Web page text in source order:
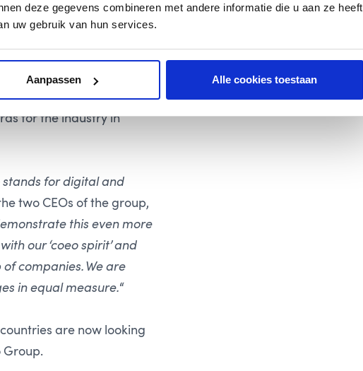
deze gegevens combineren met andere informatie die u aan ze heeft
uw gebruik van hun services.
Aanpassen Alle cookies toestaan
locations inAustriaand
collection market and
and individual,
website and in the
by a completely
for the industry in
stands for digital and
two CEOs of the group,
this even more
our ‘coeo spirit’ and
companies. We are
in equal measure.“
are now looking
Group.